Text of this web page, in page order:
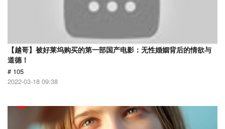
【越哥】被好莱坞购买的第一部国产电影：无性婚姻背后的情欲与
道德！
# 105
2022-03-18 09:38